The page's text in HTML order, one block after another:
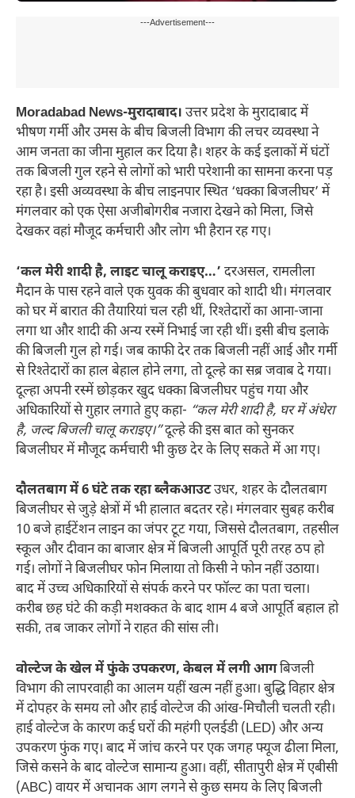
---Advertisement---
Moradabad News-मुरादाबाद। उत्तर प्रदेश के मुरादाबाद में
भीषण गर्मी और उमस के बीच बिजली विभाग की लचर व्यवस्था ने
आम जनता का जीना मुहाल कर दिया है। शहर के कई इलाकों में घंटों
तक बिजली गुल रहने से लोगों को भारी परेशानी का सामना करना पड़
रहा है। इसी अव्यवस्था के बीच लाइनपार स्थित ‘धक्का बिजलीघर’ में
मंगलवार को एक ऐसा अजीबोगरीब नजारा देखने को मिला, जिसे
देखकर वहां मौजूद कर्मचारी और लोग भी हैरान रह गए।
‘कल मेरी शादी है, लाइट चालू कराइए…’ दरअसल, रामलीला
मैदान के पास रहने वाले एक युवक की बुधवार को शादी थी। मंगलवार
को घर में बारात की तैयारियां चल रही थीं, रिश्तेदारों का आना-जाना
लगा था और शादी की अन्य रस्में निभाई जा रही थीं। इसी बीच इलाके
की बिजली गुल हो गई। जब काफी देर तक बिजली नहीं आई और गर्मी
से रिश्तेदारों का हाल बेहाल होने लगा, तो दूल्हे का सब्र जवाब दे गया।
दूल्हा अपनी रस्में छोड़कर खुद धक्का बिजलीघर पहुंच गया और
अधिकारियों से गुहार लगाते हुए कहा- “कल मेरी शादी है, घर में अंधेरा
है, जल्द बिजली चालू कराइए।”दूल्हे की इस बात को सुनकर
बिजलीघर में मौजूद कर्मचारी भी कुछ देर के लिए सकते में आ गए।
दौलतबाग में 6 घंटे तक रहा ब्लैकआउटउधर, शहर के दौलतबाग
बिजलीघर से जुड़े क्षेत्रों में भी हालात बदतर रहे। मंगलवार सुबह करीब
10 बजे हाईटेंशन लाइन का जंपर टूट गया, जिससे दौलतबाग, तहसील
स्कूल और दीवान का बाजार क्षेत्र में बिजली आपूर्ति पूरी तरह ठप हो
गई। लोगों ने बिजलीघर फोन मिलाया तो किसी ने फोन नहीं उठाया।
बाद में उच्च अधिकारियों से संपर्क करने पर फॉल्ट का पता चला।
करीब छह घंटे की कड़ी मशक्कत के बाद शाम 4 बजे आपूर्ति बहाल हो
सकी, तब जाकर लोगों ने राहत की सांस ली।
वोल्टेज के खेल में फुंके उपकरण, केबल में लगी आगबिजली
विभाग की लापरवाही का आलम यहीं खत्म नहीं हुआ। बुद्धि विहार क्षेत्र
में दोपहर के समय लो और हाई वोल्टेज की आंख-मिचौली चलती रही।
हाई वोल्टेज के कारण कई घरों की महंगी एलईडी (LED) और अन्य
उपकरण फुंक गए। बाद में जांच करने पर एक जगह फ्यूज ढीला मिला,
जिसे कसने के बाद वोल्टेज सामान्य हुआ। वहीं, सीतापुरी क्षेत्र में एबीसी
(ABC) वायर में अचानक आग लगने से कुछ समय के लिए बिजली